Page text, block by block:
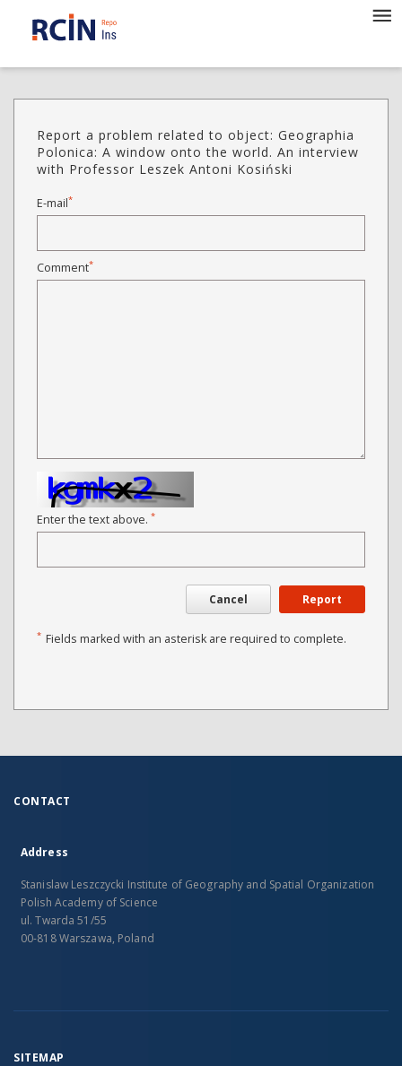
Report a problem related to object: Geographia
Polonica: A window onto the world. An interview
with Professor Leszek Antoni Kosiński
E-mail*
Comment*
Enter the text above. *
Cancel Report
* Fields marked with an asterisk are required to complete.
CONTACT
Address
Stanislaw Leszczycki Institute of Geography and Spatial Organization
Polish Academy of Science
ul. Twarda 51/55
00-818 Warszawa, Poland
SITEMAP